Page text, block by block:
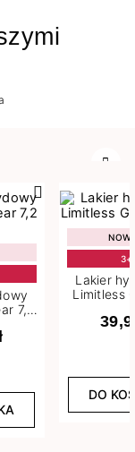
7,2
Lakier
Limitless
DO